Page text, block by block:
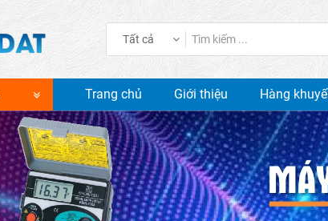
Tất cả
Trang chủ Giới thiệu Hàng